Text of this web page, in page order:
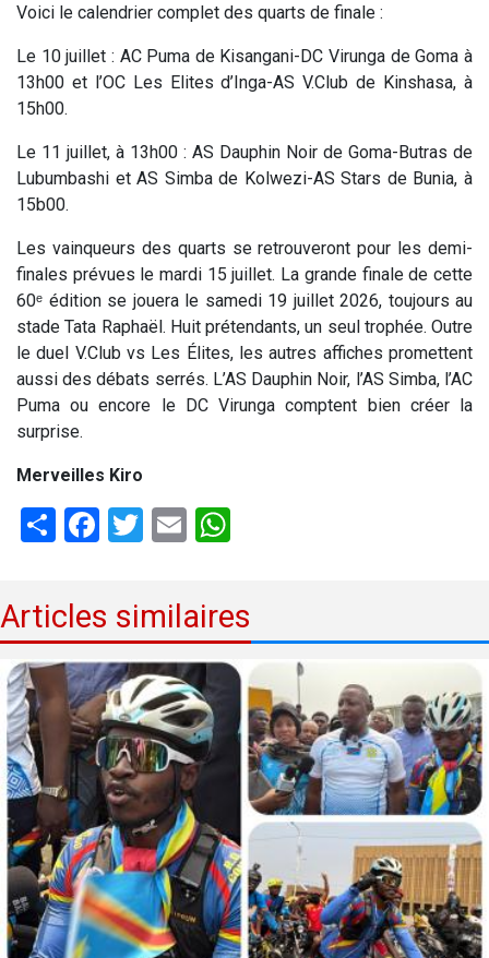
Voici le calendrier complet des quarts de finale :
Le 10 juillet : AC Puma de Kisangani-DC Virunga de Goma à
13h00 et l’OC Les Elites d’Inga-AS V.Club de Kinshasa, à
15h00.
Le 11 juillet, à 13h00 : AS Dauphin Noir de Goma-Butras de
Lubumbashi et AS Simba de Kolwezi-AS Stars de Bunia, à
15b00.
Les vainqueurs des quarts se retrouveront pour les demi-
finales prévues le mardi 15 juillet. La grande finale de cette
60ᵉ édition se jouera le samedi 19 juillet 2026, toujours au
stade Tata Raphaël. Huit prétendants, un seul trophée. Outre
le duel V.Club vs Les Élites, les autres affiches promettent
aussi des débats serrés. L’AS Dauphin Noir, l’AS Simba, l’AC
Puma ou encore le DC Virunga comptent bien créer la
surprise.
Merveilles Kiro
ShareFacebook
Twitter
Email
Articles similaires